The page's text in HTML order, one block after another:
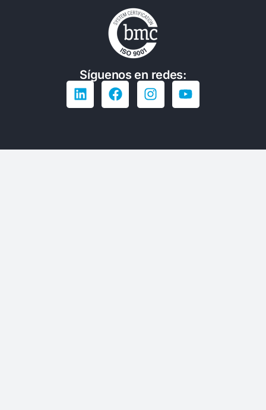
Síguenos en redes: